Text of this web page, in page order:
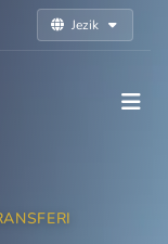
Jezik